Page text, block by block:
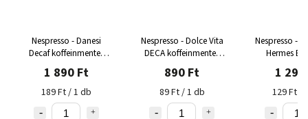
Nespresso - Danesi
Decaf koffeinmentes
kapszula 10 adag
1 890 Ft
189 Ft / 1 db
Nespresso - Dolce Vita
DECA koffeinmentes
kapszula 10 adag
890 Ft
89 Ft / 1 db
Nespresso -
Hermes
alumínium
adag
1
129 Ft /